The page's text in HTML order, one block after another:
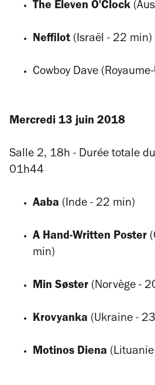
The Eleven O'Clock
Neffilot (Israël - 22 min)
Cowboy Dave
Mercredi 13 juin 2018
Salle 2, 18h - Durée totale
01h44
Aaba (Inde - 22 min)
A Hand-Written Poster
min)
Min Søster (Norvège -
Krovyanka (Ukraine -
Motinos Diena